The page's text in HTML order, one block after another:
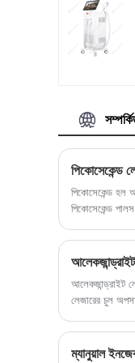
পিকোসেকেন্ড
পিকোসেকেন্ড হল
পিকোসেকেন্ড
আলেকজান্ড্রাইট
লেজারের চুল
ম্যানুয়াল